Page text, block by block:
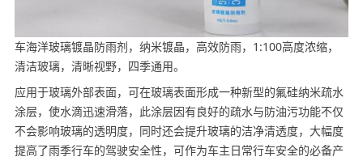
车海洋玻璃镀晶防雨剂，纳米镀晶，高效防雨，1:100高度浓缩，
清洁玻璃，清晰视野，四季通用。
应用于玻璃外部表面，可在玻璃表面形成一种新型的氟硅纳米疏水
涂层，使水滴迅速滑落，此涂层因有良好的疏水与防油污功能不仅
不会影响玻璃的透明度，同时还会提升玻璃的洁净清透度，大幅度
提高了雨季行车的驾驶安全性，可作为车主日常行车安全的必备产